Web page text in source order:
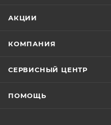
АКЦИИ
КОМПАНИЯ
СЕРВИСНЫЙ ЦЕНТР
ПОМОЩЬ